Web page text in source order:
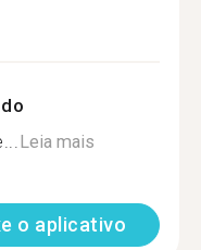
Leia mais
o aplicativo